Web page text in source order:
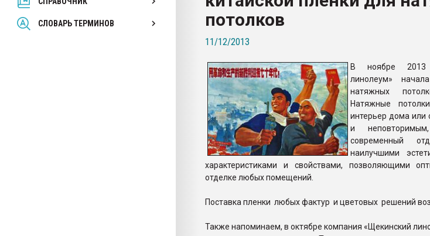
СЛОВАРЬ ТЕРМИНОВ
потолков
11/12/2013
В ноябре 2013
линолеум»
натяжных
Натяжные
интерьер дома или
и
современный
наилучшими
характеристиками и свойствами, позволяющими
отделке любых помещений.
Поставка пленки любых фактур и цветовых решений
Также напоминаем, в октябре компания «Щекинский